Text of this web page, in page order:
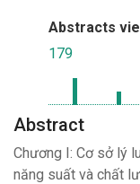
Abstracts
179
Abstract
Chương I: Cơ sở lý
năng suất và chất